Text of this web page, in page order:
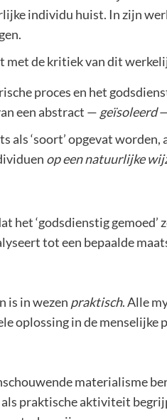
individu huist. In zijn
met de kritiek van dit
proces en het
een abstract — geïsoleerd—
als ‘soort’ opgevat
op een natuurlijke
het ‘godsdienstig
tot een bepaalde
is in wezen praktisch. Alle
oplossing in de menselijke
materialisme
praktische aktiviteit